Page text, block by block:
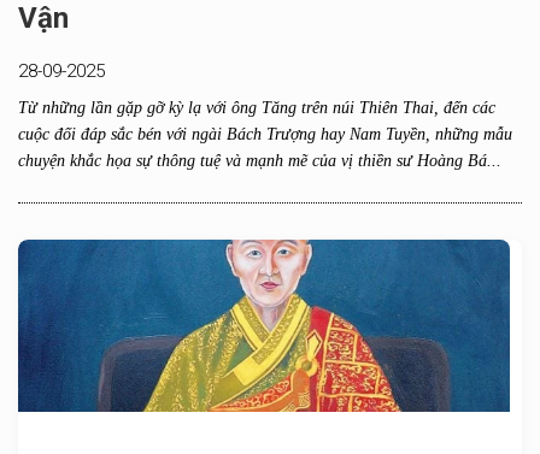
Vận
28-09-2025
Từ những lần gặp gỡ kỳ lạ với ông Tăng trên núi Thiên Thai, đến các
cuộc đối đáp sắc bén với ngài Bách Trượng hay Nam Tuyền, những mẫu
chuyện khắc họa sự thông tuệ và mạnh mẽ của vị thiền sư Hoàng Bá...